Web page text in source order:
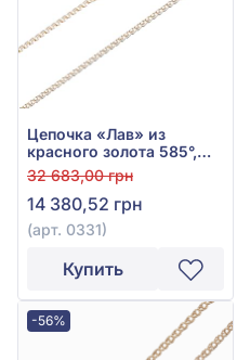
Цепочка «Лав» из
красного золота 585°,
без вставки, арт. 0331
32 683,00 грн
14 380,52 грн
(арт. 0331)
Купить
-56%